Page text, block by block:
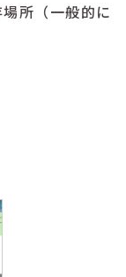
所（一般的に